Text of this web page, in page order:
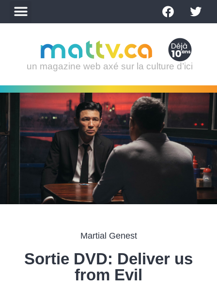
un magazine web axé sur la culture d’ici
Martial Genest
Sortie DVD: Deliver us
from Evil